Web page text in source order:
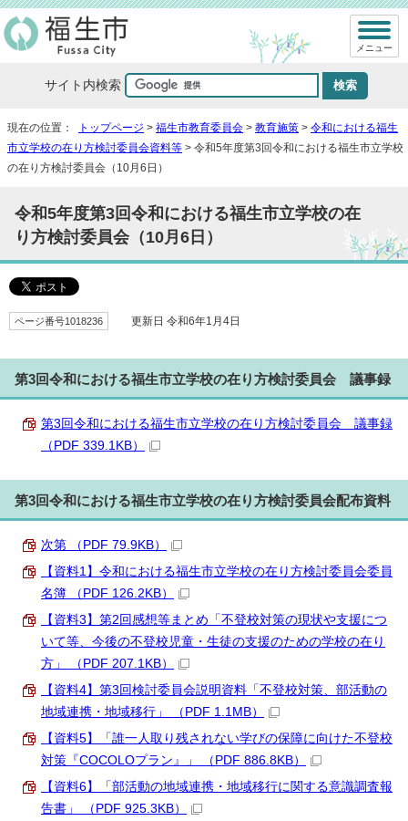
サイト内検索
メニュー
現在の位置： トップページ > 福生市教育委員会 > 教育施策 > 令和における福生
市立学校の在り方検討委員会資料等 > 令和5年度第3回令和における福生市立学校
の在り方検討委員会（10月6日）
令和5年度第3回令和における福生市立学校の在
り方検討委員会（10月6日）
ページ番号1018236 更新日 令和6年1月4日
第3回令和における福生市立学校の在り方検討委員会 議事録
第3回令和における福生市立学校の在り方検討委員会 議事録
（PDF 339.1KB）
第3回令和における福生市立学校の在り方検討委員会配布資料
次第 （PDF 79.9KB）
【資料1】令和における福生市立学校の在り方検討委員会委員
名簿 （PDF 126.2KB）
【資料3】第2回感想等まとめ「不登校対策の現状や支援につ
いて等、今後の不登校児童・生徒の支援のための学校の在り
方」 （PDF 207.1KB）
【資料4】第3回検討委員会説明資料「不登校対策、部活動の
地域連携・地域移行」 （PDF 1.1MB）
【資料5】「誰一人取り残されない学びの保障に向けた不登校
対策『COCOLOプラン』」 （PDF 886.8KB）
【資料6】「部活動の地域連携・地域移行に関する意識調査報
告書」 （PDF 925.3KB）